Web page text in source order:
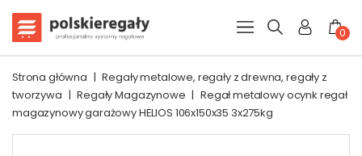
0
Strona główna | Regały metalowe, regały z drewna, regały z
tworzywa | Regały Magazynowe | Regał metalowy ocynk regał
magazynowy garażowy HELIOS 106x150x35 3x275kg